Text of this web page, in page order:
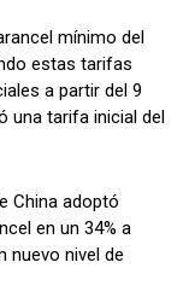
mínimo del
estas tarifas
a partir del 9
una tarifa inicial del
China adoptó
en un 34% a
nuevo nivel de